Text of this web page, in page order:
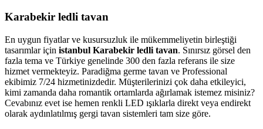
Karabekir ledli tavan
En uygun fiyatlar ve kusursuzluk ile mükemmeliyetin birleştiği
tasarımlar için istanbul Karabekir ledli tavan. Sınırsız görsel den
fazla tema ve Türkiye genelinde 300 den fazla referans ile size
hizmet vermekteyiz. Paradiğma germe tavan ve Professional
ekibimiz 7/24 hizmetinizdedir. Müşterilerinizi çok daha etkileyici,
kimi zamanda daha romantik ortamlarda ağırlamak istemez misiniz?
Cevabınız evet ise hemen renkli LED ışıklarla direkt veya endirekt
olarak aydınlatılmış gergi tavan sistemleri tam size göre.